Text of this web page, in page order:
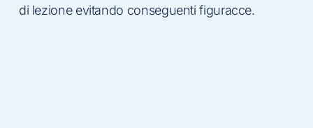
di lezione evitando conseguenti figuracce.